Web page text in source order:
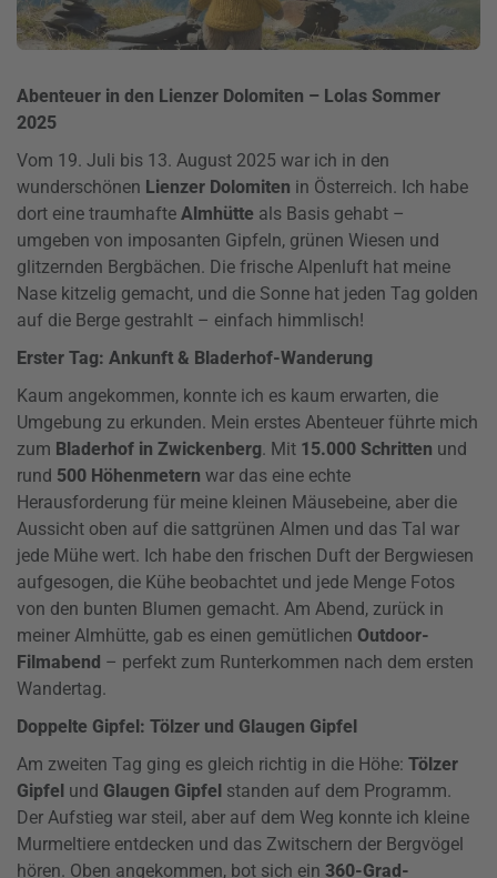
Abenteuer in den Lienzer Dolomiten – Lolas Sommer
2025
Vom 19. Juli bis 13. August 2025 war ich in den
wunderschönen Lienzer Dolomiten in Österreich. Ich habe
dort eine traumhafte Almhütte als Basis gehabt –
umgeben von imposanten Gipfeln, grünen Wiesen und
glitzernden Bergbächen. Die frische Alpenluft hat meine
Nase kitzelig gemacht, und die Sonne hat jeden Tag golden
auf die Berge gestrahlt – einfach himmlisch!
Erster Tag: Ankunft & Bladerhof-Wanderung
Kaum angekommen, konnte ich es kaum erwarten, die
Umgebung zu erkunden. Mein erstes Abenteuer führte mich
zum Bladerhof in Zwickenberg. Mit 15.000 Schritten und
rund 500 Höhenmetern war das eine echte
Herausforderung für meine kleinen Mäusebeine, aber die
Aussicht oben auf die sattgrünen Almen und das Tal war
jede Mühe wert. Ich habe den frischen Duft der Bergwiesen
aufgesogen, die Kühe beobachtet und jede Menge Fotos
von den bunten Blumen gemacht. Am Abend, zurück in
meiner Almhütte, gab es einen gemütlichen Outdoor-
Filmabend – perfekt zum Runterkommen nach dem ersten
Wandertag.
Doppelte Gipfel: Tölzer und Glaugen Gipfel
Am zweiten Tag ging es gleich richtig in die Höhe: Tölzer
Gipfel und Glaugen Gipfel standen auf dem Programm.
Der Aufstieg war steil, aber auf dem Weg konnte ich kleine
Murmeltiere entdecken und das Zwitschern der Bergvögel
hören. Oben angekommen, bot sich ein 360-Grad-